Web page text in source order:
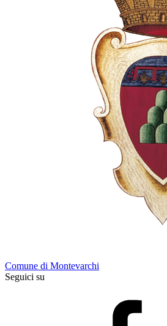
Comune di Montevarchi
Seguici su